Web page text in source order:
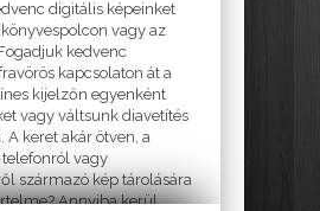
digitális képeinket
vagy az
kedvenc
kapcsolaton át a
kijelzőn egyenként
vagy váltsunk diavetítés
A keret akár ötven, a
vagy
származó kép tárolására
Annyiba kerül,